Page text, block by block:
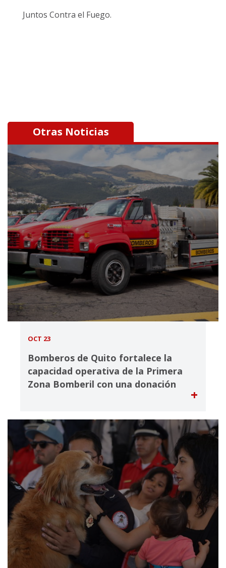
Juntos Contra el Fuego.
Otras Noticias
OCT 23
Bomberos de Quito fortalece la
capacidad operativa de la Primera
Zona Bomberil con una donación
+